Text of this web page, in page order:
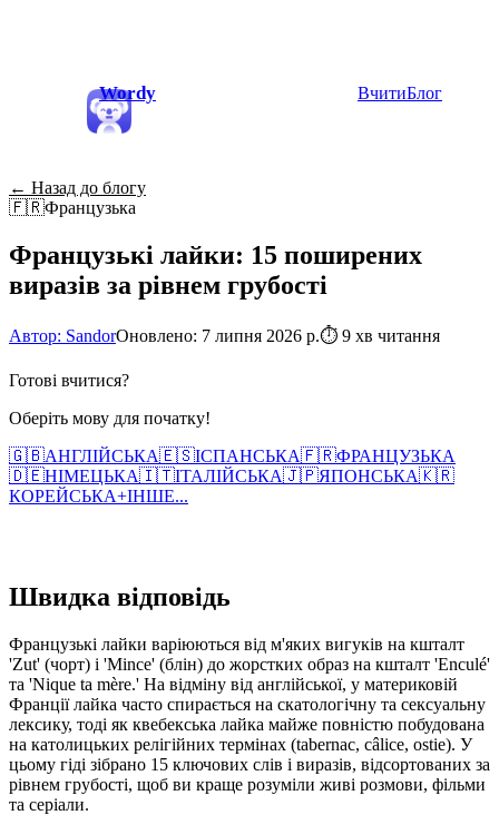
Wordy ВчитиБлог
← Назад до блогу
🇫🇷Французька
Французькі лайки: 15 поширених
виразів за рівнем грубості
Автор: SandorОновлено: 7 липня 2026 р.⏱ 9 хв читання
Готові вчитися?
Оберіть мову для початку!
🇬🇧АНГЛІЙСЬКА🇪🇸ІСПАНСЬКА🇫🇷ФРАНЦУЗЬКА
🇩🇪НІМЕЦЬКА🇮🇹ІТАЛІЙСЬКА🇯🇵ЯПОНСЬКА🇰🇷
КОРЕЙСЬКА+ІНШЕ...
Швидка відповідь
Французькі лайки варіюються від м'яких вигуків на кшталт
'Zut' (чорт) і 'Mince' (блін) до жорстких образ на кшталт 'Enculé'
та 'Nique ta mère.' На відміну від англійської, у материковій
Франції лайка часто спирається на скатологічну та сексуальну
лексику, тоді як квебекська лайка майже повністю побудована
на католицьких релігійних термінах (tabernac, câlice, ostie). У
цьому гіді зібрано 15 ключових слів і виразів, відсортованих за
рівнем грубості, щоб ви краще розуміли живі розмови, фільми
та серіали.